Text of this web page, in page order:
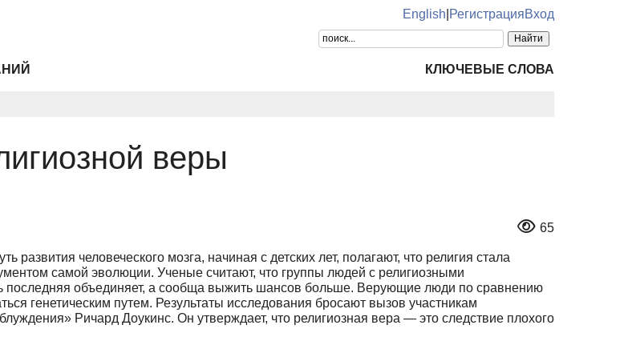
English РегистрацияВход
КЛЮЧЕВЫЕ СЛОВА
веры
65
развития человеческого мозга, начиная с детских лет, полагают, что религия стала
самой эволюции. Ученые считают, что группы людей с религиозными
последняя объединяет, а сообща выжить шансов больше. Верующие люди по сравнению
генетическим путем. Результаты исследования бросают вызов участникам
Ричард Доукинс. Он утверждает, что религиозная вера — это следствие плохого